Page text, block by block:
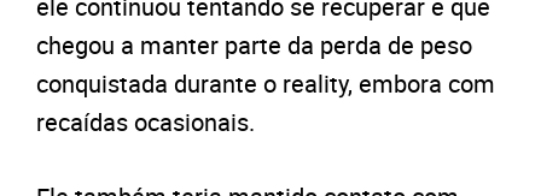
chegou a manter parte da perda de peso
conquistada durante o reality, embora com
recaídas ocasionais.